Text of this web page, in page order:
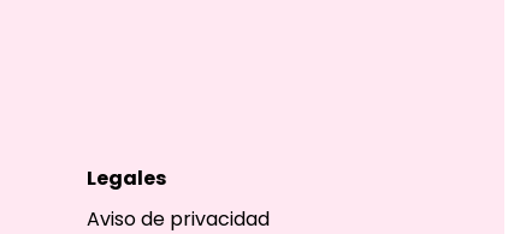
Legales
Aviso de privacidad